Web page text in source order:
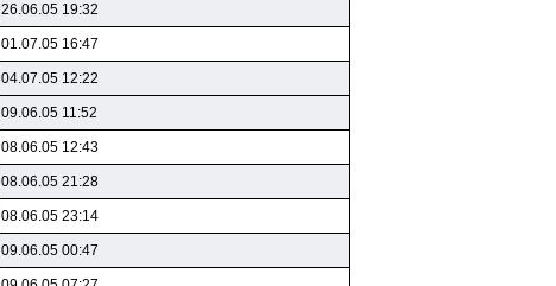
26.06.05 19:32
01.07.05 16:47
04.07.05 12:22
09.06.05 11:52
08.06.05 12:43
08.06.05 21:28
08.06.05 23:14
09.06.05 00:47